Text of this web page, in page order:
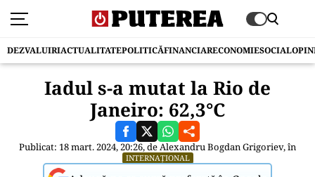
DEZVALUIRIACTUALITATEPOLITICĂFINANCIARECONOMIESOCIAL
Iadul s-a mutat la Rio de
Janeiro: 62,3°C
Publicat: 18 mart. 2024, 20:26, deAlexandru Bogdan Grigoriev, în
INTERNAȚIONAL